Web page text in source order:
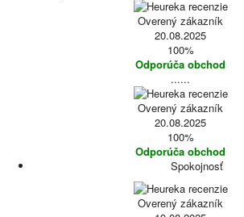
Overený zákazník
20.08.2025
100%
Odporúča obchod
......
Overený zákazník
20.08.2025
100%
Odporúča obchod
Spokojnosť
Overený zákazník